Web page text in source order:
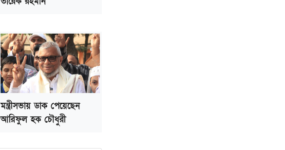
মন্ত্রীসভায় ডাক পেয়েছেন
আরিফুল হক চৌধুরী